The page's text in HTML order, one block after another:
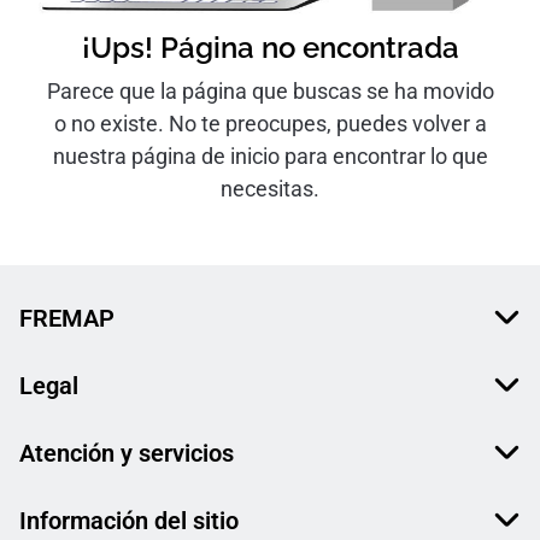
¡Ups! Página no encontrada
Parece que la página que buscas se ha movido
o no existe. No te preocupes, puedes volver a
nuestra página de inicio para encontrar lo que
necesitas.
FREMAP
Legal
Atención y servicios
Información del sitio